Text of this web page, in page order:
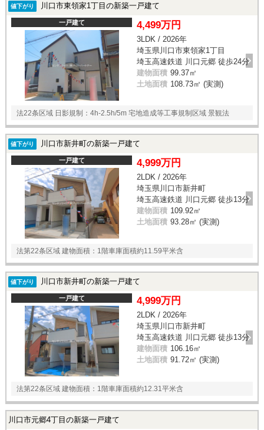
値下がり 川口市東領家1丁目の新築一戸建て
一戸建て 4,499万円
3LDK / 2026年
埼玉県川口市東領家1丁目
埼玉高速鉄道 川口元郷 徒歩24分
建物面積 99.37㎡
土地面積 108.73㎡ (実測)
法22条区域 日影規制：4h-2.5h/5m 宅地造成等工事規制区域 景観法
値下がり 川口市新井町の新築一戸建て
一戸建て 4,999万円
2LDK / 2026年
埼玉県川口市新井町
埼玉高速鉄道 川口元郷 徒歩13分
建物面積 109.92㎡
土地面積 93.28㎡ (実測)
法第22条区域 建物面積：1階車庫面積約11.59平米含
値下がり 川口市新井町の新築一戸建て
一戸建て 4,999万円
2LDK / 2026年
埼玉県川口市新井町
埼玉高速鉄道 川口元郷 徒歩13分
建物面積 106.16㎡
土地面積 91.72㎡ (実測)
法第22条区域 建物面積：1階車庫面積約12.31平米含
川口市元郷4丁目の新築一戸建て